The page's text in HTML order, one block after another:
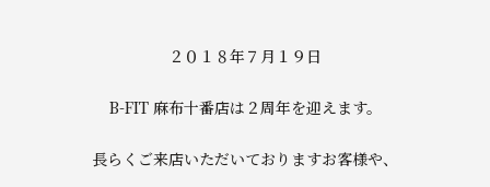
２０１８年７月１９日
B-FIT 麻布十番店は２周年を迎えます。
長らくご来店いただいておりますお客様や、